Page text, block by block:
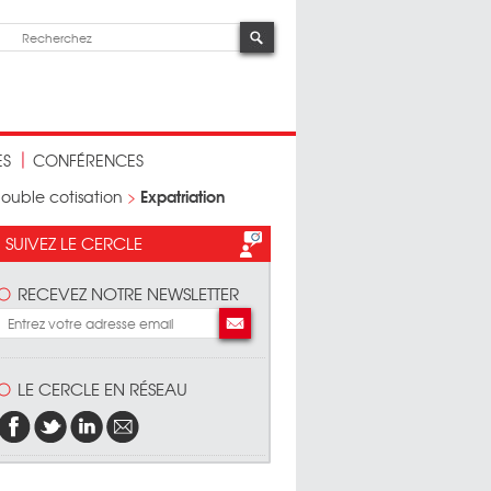
CONFÉRENCES
cotisation > Expatriation
SUIVEZ LE CERCLE
RECEVEZ NOTRE NEWSLETTER
LE CERCLE EN RÉSEAU